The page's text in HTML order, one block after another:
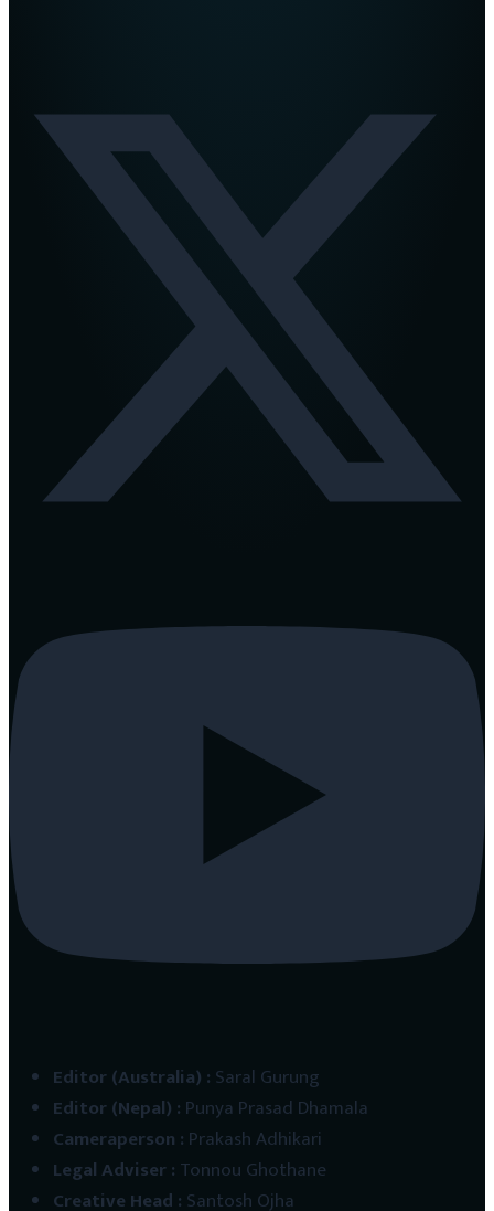
Editor (Australia) : Saral Gurung
Editor (Nepal) : Punya Prasad Dhamala
Cameraperson : Prakash Adhikari
Legal Adviser: Tonnou Ghothane
Creative Head : Santosh Ojha